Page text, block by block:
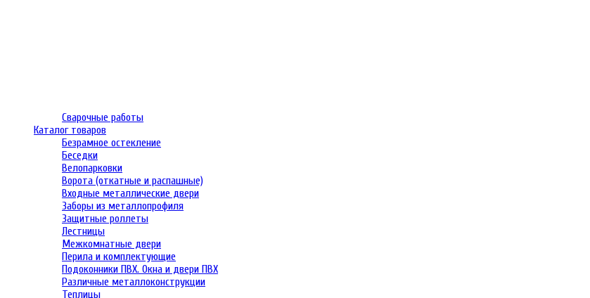
Сварочные работы
Каталог товаров
Безрамное остекление
Беседки
Велопарковки
Ворота (откатные и распашные)
Входные металлические двери
Заборы из металлопрофиля
Защитные роллеты
Лестницы
Межкомнатные двери
Перила и комплектующие
Подоконники ПВХ. Окна и двери ПВХ
Различные металлоконструкции
Теплицы